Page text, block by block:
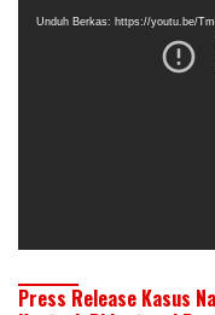
Unduh Berkas: https://youtu.be/
Press Release Kasus